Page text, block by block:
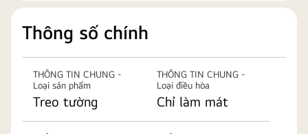
Thông số chính
THÔNG TIN CHUNG -
Loại sản phẩm
Treo tường
THÔNG TIN CHUNG -
Loại điều hòa
Chỉ làm mát